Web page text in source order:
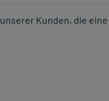
Kunden, die